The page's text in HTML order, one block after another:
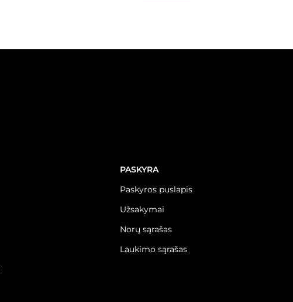
PASKYRA
Paskyros puslapis
Užsakymai
Norų sąrašas
Laukimo sąrašas